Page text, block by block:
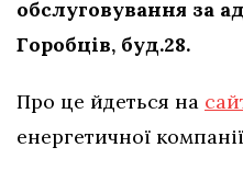
обслуговування за
Горобців, буд.28.
Про це йдеться на
енергетичної